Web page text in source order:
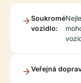
Soukromé
vozidlo:
Veřejná